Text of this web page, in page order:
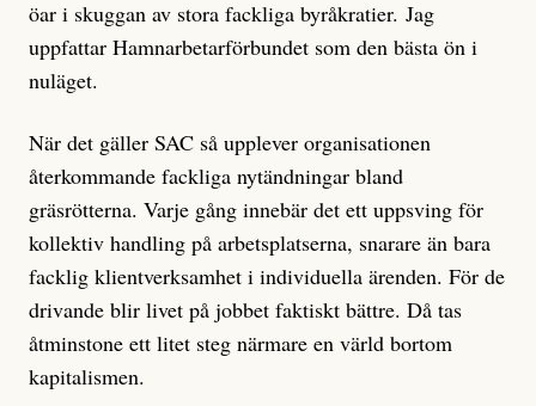
öar i skuggan av stora fackliga byråkratier. Jag
uppfattar Hamnarbetarförbundet som den bästa ön i
nuläget.
När det gäller SAC så upplever organisationen
återkommande fackliga nytändningar bland
gräsrötterna. Varje gång innebär det ett uppsving för
kollektiv handling på arbetsplatserna, snarare än bara
facklig klientverksamhet i individuella ärenden. För de
drivande blir livet på jobbet faktiskt bättre. Då tas
åtminstone ett litet steg närmare en värld bortom
kapitalismen.